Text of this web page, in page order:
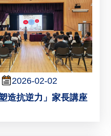
2026-02-02
造抗逆力」家長講座